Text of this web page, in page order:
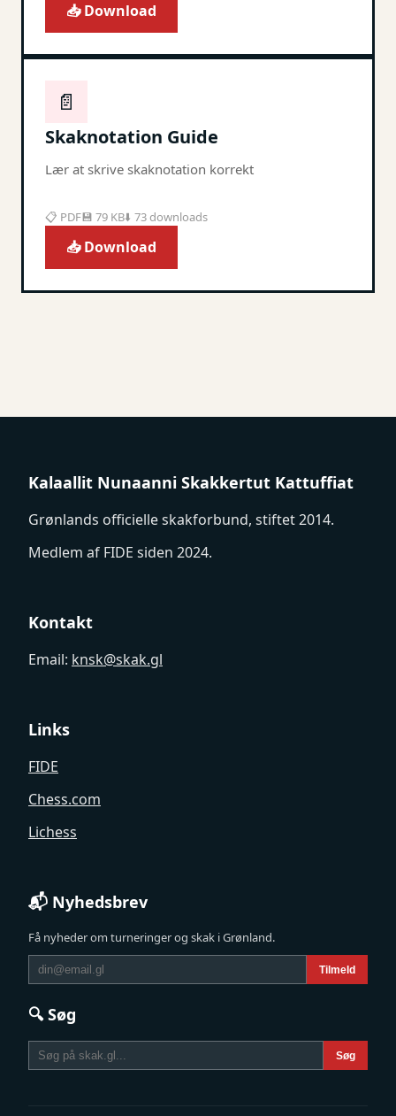
📥 Download
📄
Skaknotation Guide
Lær at skrive skaknotation korrekt
📋 PDF💾 79 KB⬇️ 73 downloads
📥 Download
Kalaallit Nunaanni Skakkertut Kattuffiat
Grønlands officielle skakforbund, stiftet 2014.
Medlem af FIDE siden 2024.
Kontakt
Email: knsk@skak.gl
Links
FIDE
Chess.com
Lichess
📬 Nyhedsbrev
Få nyheder om turneringer og skak i Grønland.
Tilmeld
🔍 Søg
Søg